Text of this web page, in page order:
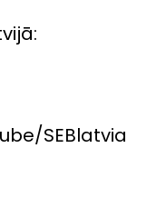
SEBlatvia